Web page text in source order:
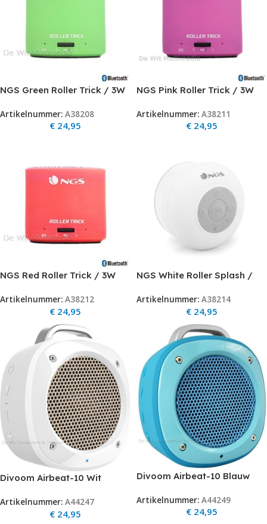
NGS Green Roller Trick / 3W
internal Battery OP=OP
Artikelnummer: A38208
€ 24,95
NGS Pink Roller Trick / 3W
internal Battery OP=OP
Artikelnummer: A38211
€ 24,95
NGS Red Roller Trick / 3W
internal Battery OP=OP
Artikelnummer: A38212
€ 24,95
NGS White Roller Splash /
Bluetooth Speakeraux in-
internal Battery OP=OP
Artikelnummer: A38214
€ 24,95
Divoom Airbeat-10 Wit
Artikelnummer: A44247
€ 24,95
Divoom Airbeat-10 Blauw
Artikelnummer: A44249
€ 24,95